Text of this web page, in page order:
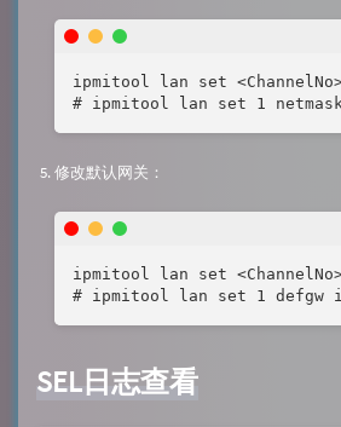
ipmitool lan set <ChannelNo>
# ipmitool lan set 1
修改默认网关：
ipmitool lan set
# ipmitool lan set 1 defgw
SEL日志查看